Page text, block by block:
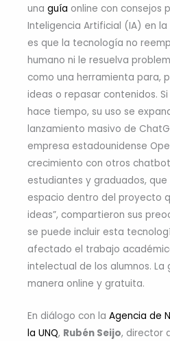
una guía online con consejos
Inteligencia Artificial (IA) en
es que la tecnología no
humano ni le resuelva
como una herramienta para,
ideas o repasar contenidos.
hace tiempo, su uso se
lanzamiento masivo de
empresa estadounidense
crecimiento con otros
estudiantes y graduados,
espacio dentro del proyecto
ideas”, compartieron sus
se puede incluir esta
afectado el trabajo
intelectual de los alumnos.
manera online y gratuita.
En diálogo con la Agencia de
la UNQ, Rubén Seijo, director